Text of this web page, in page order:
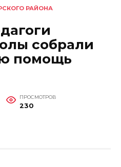
РАЙОНА
собрали
помощь
ПРОСМОТРОВ
230